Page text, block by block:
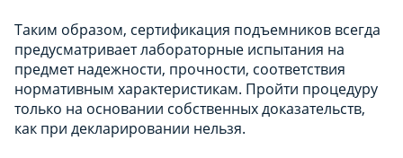
Таким образом, сертификация подъемников всегда
предусматривает лабораторные испытания на
предмет надежности, прочности, соответствия
нормативным характеристикам. Пройти процедуру
только на основании собственных доказательств,
как при декларировании нельзя.